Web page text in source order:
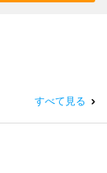
すべて見る